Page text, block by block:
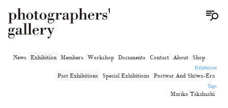
News Exhibition Members Workshop Documents Contact About
Shop
Exhibition
Past Exhibitions
Special Exhibitions
Postwar And Shōwa-Era
Tags
Mariko Takahashi